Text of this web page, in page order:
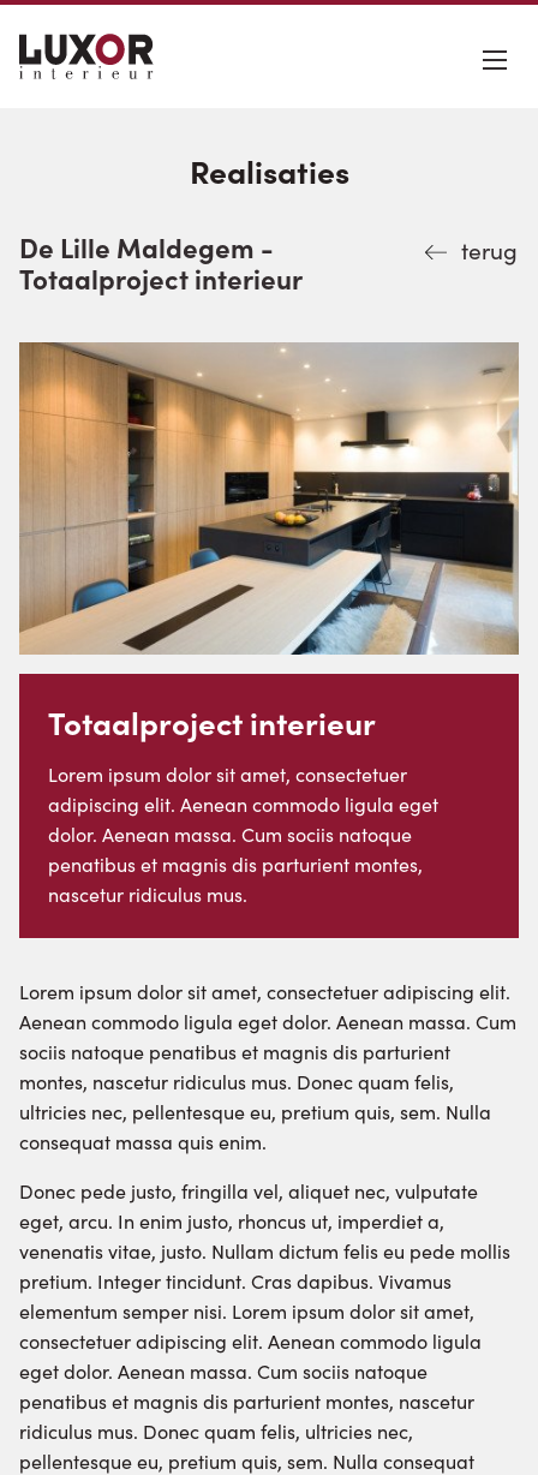
Realisaties
De Lille Maldegem -
Totaalproject interieur
terug
Totaalproject interieur
Lorem ipsum dolor sit amet, consectetuer
adipiscing elit. Aenean commodo ligula eget
dolor. Aenean massa. Cum sociis natoque
penatibus et magnis dis parturient montes,
nascetur ridiculus mus.
Lorem ipsum dolor sit amet, consectetuer adipiscing elit.
Aenean commodo ligula eget dolor. Aenean massa. Cum
sociis natoque penatibus et magnis dis parturient
montes, nascetur ridiculus mus. Donec quam felis,
ultricies nec, pellentesque eu, pretium quis, sem. Nulla
consequat massa quis enim.
Donec pede justo, fringilla vel, aliquet nec, vulputate
eget, arcu. In enim justo, rhoncus ut, imperdiet a,
venenatis vitae, justo. Nullam dictum felis eu pede mollis
pretium. Integer tincidunt. Cras dapibus. Vivamus
elementum semper nisi. Lorem ipsum dolor sit amet,
consectetuer adipiscing elit. Aenean commodo ligula
eget dolor. Aenean massa. Cum sociis natoque
penatibus et magnis dis parturient montes, nascetur
ridiculus mus. Donec quam felis, ultricies nec,
pellentesque eu, pretium quis, sem. Nulla consequat